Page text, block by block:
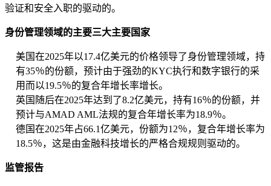
验证和安全入职的驱动的。
身份管理领域的主要三大主要国家
美国在2025年以17.4亿美元的价格领导了身份管理领域，持
有35％的份额，预计由于强劲的KYC执行和数字银行的采
用而以19.5％的复合年增长率增长。
英国随后在2025年达到了8.2亿美元，持有16％的份额，并
预计与AMAD AML法规的复合年增长率为18.9％。
德国在2025年占66.1亿美元，份额为12％，复合年增长率为
18.5％，这是由金融科技增长的严格合规规则驱动的。
监管报告